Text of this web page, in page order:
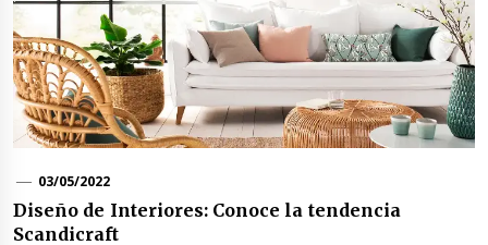
03/05/2022
Diseño de Interiores: Conoce la tendencia
Scandicraft